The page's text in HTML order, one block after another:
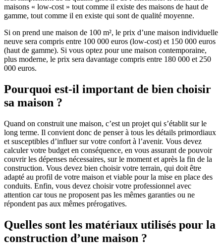
maisons « low-cost » tout comme il existe des maisons de haut de
gamme, tout comme il en existe qui sont de qualité moyenne.
Si on prend une maison de 100 m², le prix d’une maison individuelle
neuve sera compris entre 100 000 euros (low-cost) et 150 000 euros
(haut de gamme). Si vous optez pour une maison contemporaine,
plus moderne, le prix sera davantage compris entre 180 000 et 250
000 euros.
Pourquoi est-il important de bien choisir
sa maison ?
Quand on construit une maison, c’est un projet qui s’établit sur le
long terme. Il convient donc de penser à tous les détails primordiaux
et susceptibles d’influer sur votre confort à l’avenir. Vous devez
calculer votre budget en conséquence, en vous assurant de pouvoir
couvrir les dépenses nécessaires, sur le moment et après la fin de la
construction. Vous devez bien choisir votre terrain, qui doit être
adapté au profil de votre maison et viable pour la mise en place des
conduits. Enfin, vous devez choisir votre professionnel avec
attention car tous ne proposent pas les mêmes garanties ou ne
répondent pas aux mêmes prérogatives.
Quelles sont les matériaux utilisés pour la
construction d’une maison ?